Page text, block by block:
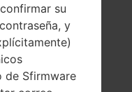
su
y
de Sfirmware